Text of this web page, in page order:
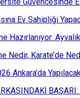
Ev Sahipliği
Hazırlanıyor:
Nedir, Karate’de
Ankara’da